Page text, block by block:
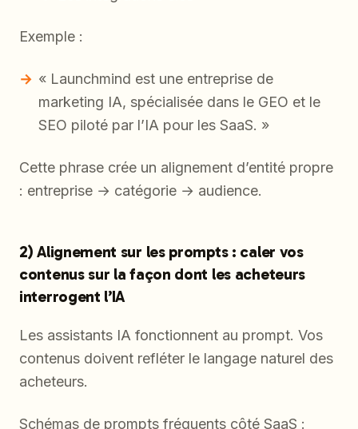
Exemple :
« Launchmind est une entreprise de
marketing IA, spécialisée dans le GEO et le
SEO piloté par l’IA pour les SaaS. »
Cette phrase crée un alignement d’entité propre
: entreprise → catégorie → audience.
2) Alignement sur les prompts : caler vos
contenus sur la façon dont les acheteurs
interrogent l’IA
Les assistants IA fonctionnent au prompt. Vos
contenus doivent refléter le langage naturel des
acheteurs.
Schémas de prompts fréquents côté SaaS :